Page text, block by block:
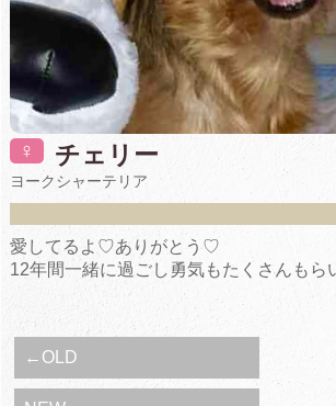
♀ チェリー
ヨークシャーテリア
愛してるよ♡ありがとう♡
12年間一緒に過ごし勇気もたくさんも
←OLD